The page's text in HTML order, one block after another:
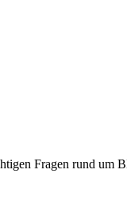
Fragen rund um